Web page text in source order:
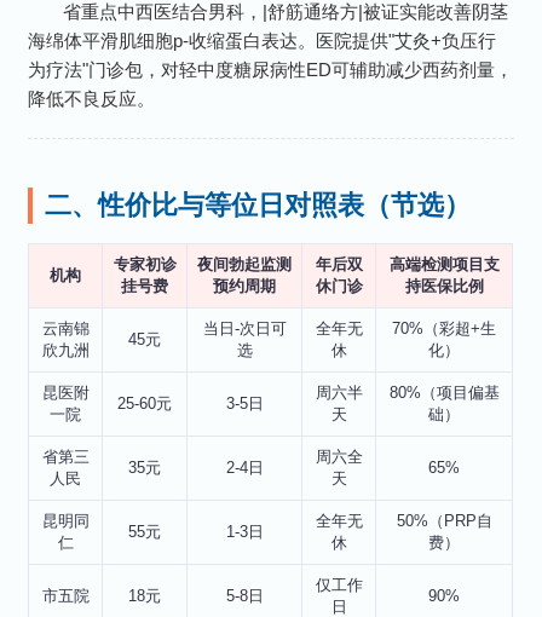
省重点中西医结合男科，|舒筋通络方|被证实能改善阴茎
海绵体平滑肌细胞p-收缩蛋白表达。医院提供"艾灸+负压行
为疗法"门诊包，对轻中度糖尿病性ED可辅助减少西药剂量，
降低不良反应。
二、性价比与等位日对照表（节选）
机构
专家初诊
挂号费
夜间勃起监测
预约周期
年后双
休门诊
高端检测项目支
持医保比例
云南锦
欣九洲
45元
当日-次日可
选
全年无
休
70%（彩超+生
化）
昆医附
一院
25-60元 3-5日
周六半
天
80%（项目偏基
础）
省第三
人民
35元 2-4日
周六全
天
65%
昆明同
仁
55元 1-3日
全年无
休
50%（PRP自
费）
市五院 18元 5-8日
仅工作
日
90%